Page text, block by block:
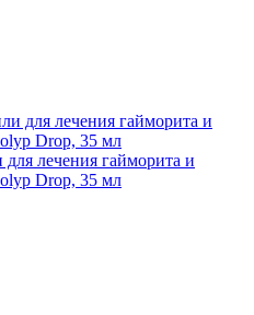
лечения гайморита и
Drop, 35 мл